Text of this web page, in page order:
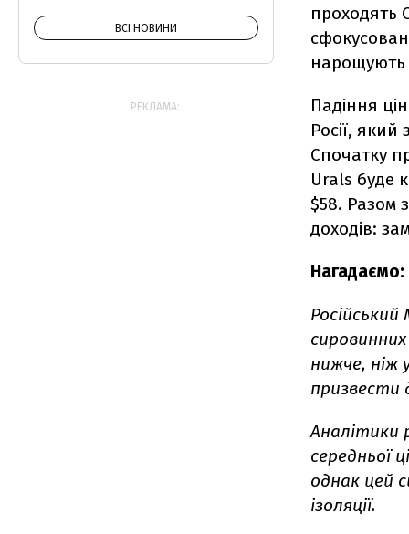
проходять
нарощують
Падіння
Росії,
Спочатку
Urals буде
$58. Разом
доходів:
Нагадаємо:
нижче, ніж
призвести
Аналітики
середньої
однак цей
ізоляції.
ВСІ НОВИНИ
РЕКЛАМА: